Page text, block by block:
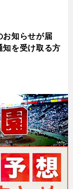
お知らせが届
を受け取る方